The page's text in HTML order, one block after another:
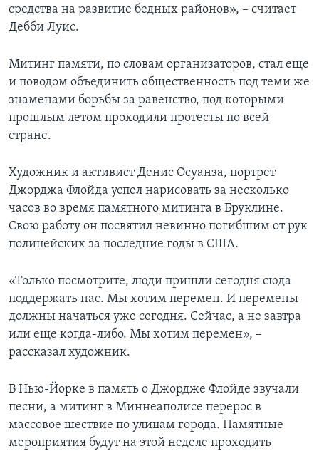
средства на развитие бедных районов», – считает
Дебби Луис.
Митинг памяти, по словам организаторов, стал еще
и поводом объединить общественность под теми же
знаменами борьбы за равенство, под которыми
прошлым летом проходили протесты по всей
стране.
Художник и активист Денис Осуанза, портрет
Джорджа Флойда успел нарисовать за несколько
часов во время памятного митинга в Бруклине.
Свою работу он посвятил невинно погибшим от рук
полицейских за последние годы в США.
«Только посмотрите, люди пришли сегодня сюда
поддержать нас. Мы хотим перемен. И перемены
должны начаться уже сегодня. Сейчас, а не завтра
или еще когда-либо. Мы хотим перемен», –
рассказал художник.
В Нью-Йорке в память о Джордже Флойде звучали
песни, а митинг в Миннеаполисе перерос в
массовое шествие по улицам города. Памятные
мероприятия будут на этой неделе проходить